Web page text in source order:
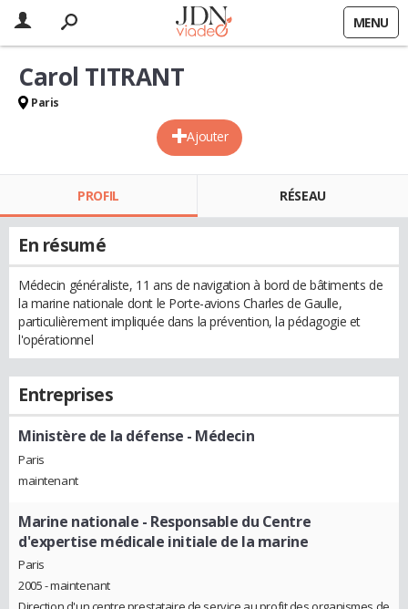
MENU
Ajouter
Carol TITRANT
Paris
PROFIL RÉSEAU
En résumé
Médecin généraliste, 11 ans de navigation à bord de bâtiments de
la marine nationale dont le Porte-avions Charles de Gaulle,
particulièrement impliquée dans la prévention, la pédagogie et
l'opérationnel
Entreprises
Ministère de la défense - Médecin
Paris
maintenant
Marine nationale - Responsable du Centre
d'expertise médicale initiale de la marine
Paris
2005 - maintenant